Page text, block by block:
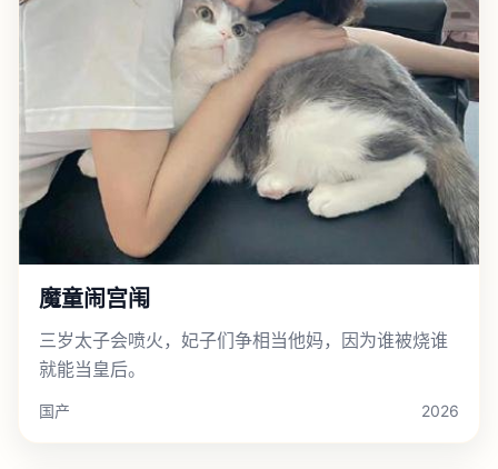
魔童闹宫闱
三岁太子会喷火，妃子们争相当他妈，因为谁被烧谁
就能当皇后。
国产 2026